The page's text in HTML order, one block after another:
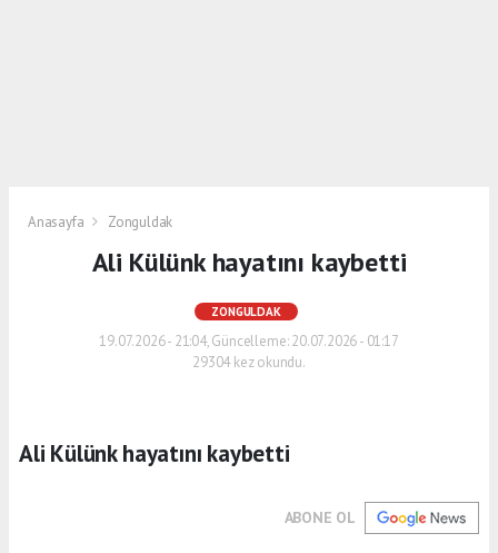
Anasayfa Zonguldak
Ali Külünk hayatını kaybetti
ZONGULDAK
19.07.2026 - 21:04, Güncelleme: 20.07.2026 - 01:17
29304 kez okundu.
Ali Külünk hayatını kaybetti
ABONE OL